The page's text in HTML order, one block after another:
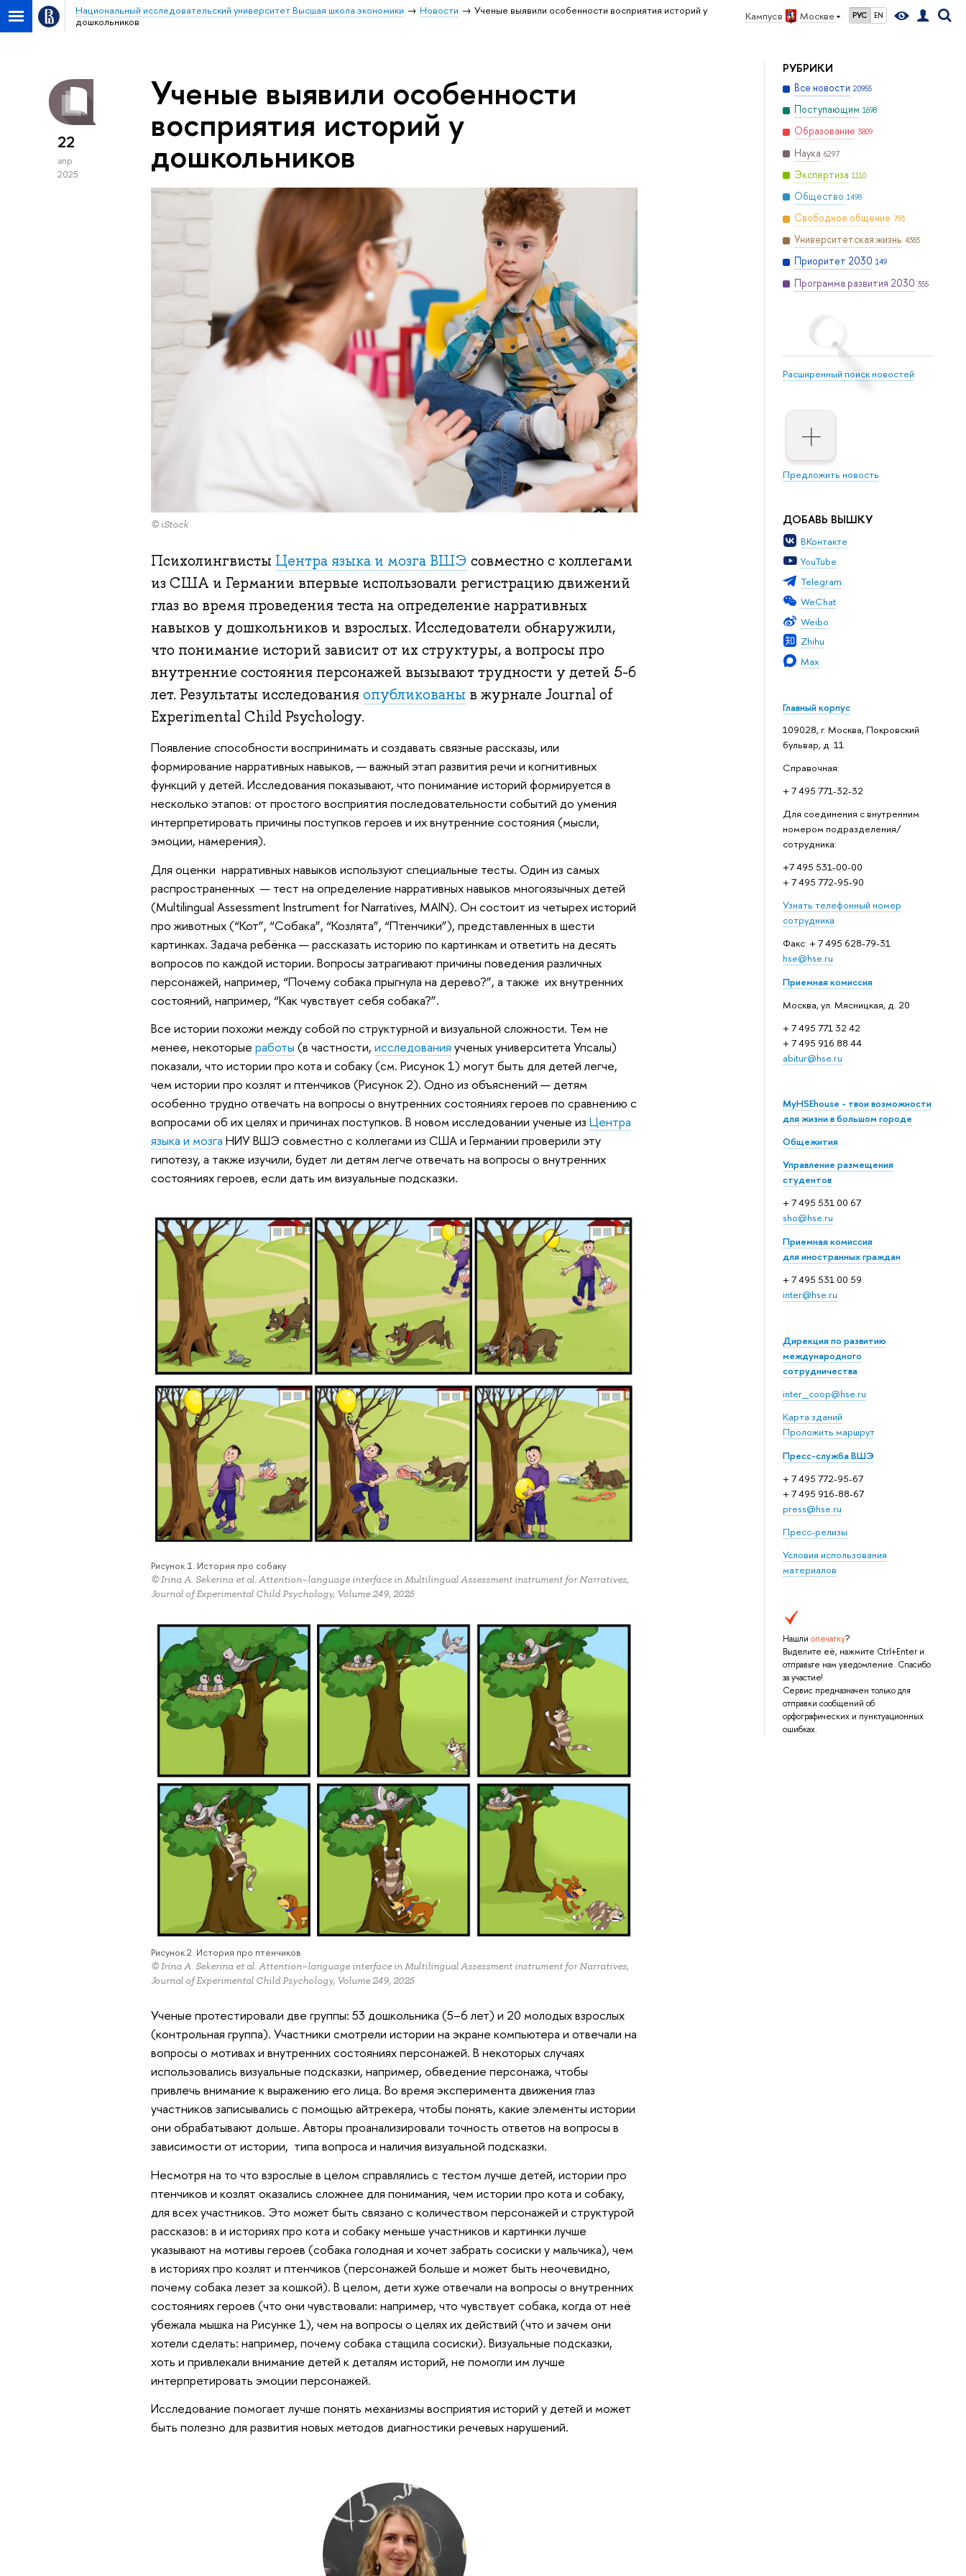
Кампус в Москве РУС EN
Национальный исследовательский университет Высшая школа экономики Новости
Ученые выявили особенности восприятия историй у
дошкольников
РУБРИКИ
Все новости 20955
Поступающим 1698
Образование 3809
Наука 6297
Экспертиза 1110
Общество 1498
Свободное общение 793
Университетская жизнь 4383
Приоритет 2030 149
Программа развития 2030 355
Расширенный поиск новостей
Предложить новость
ДОБАВЬ ВЫШКУ
ВКонтакте
YouTube
Telegram
WeChat
Weibo
Zhihu
Max
Главный корпус
109028, г. Москва, Покровский
бульвар, д. 11
Справочная:
+ 7 495 771-32-32
Для соединения с внутренним
номером подразделения/
сотрудника:
+7 495 531-00-00
+ 7 495 772-95-90
Узнать телефонный номер
сотрудника
Факс: + 7 495 628-79-31
hse@hse.ru
Приемная комиссия
Москва, ул. Мясницкая, д. 20
+ 7 495 771 32 42
+ 7 495 916 88 44
abitur@hse.ru
MyHSEhouse - твои возможности
для жизни в большом городе
Общежития
Управление размещения
студентов
+ 7 495 531 00 67
sho@hse.ru
Приемная комиссия
для иностранных граждан
+ 7 495 531 00 59
inter@hse.ru
Дирекция по развитию
международного
сотрудничества
inter_coop@hse.ru
Карта зданий
Проложить маршрут
Пресс-служба ВШЭ
+ 7 495 772-95-67
+ 7 495 916-88-67
press@hse.ru
Пресс-релизы
Условия использования
материалов
Нашли опечатку?
Выделите её, нажмите Ctrl+Enter и
отправьте нам уведомление. Спасибо
за участие!
Сервис предназначен только для
отправки сообщений об
орфографических и пунктуационных
ошибках.
22
апр
2025
Ученые выявили особенности
восприятия историй у
дошкольников
© iStock
Психолингвисты Центра языка и мозга ВШЭ совместно с коллегами
из США и Германии впервые использовали регистрацию движений
глаз во время проведения теста на определение нарративных
навыков у дошкольников и взрослых. Исследователи обнаружили,
что понимание историй зависит от их структуры, а вопросы про
внутренние состояния персонажей вызывают трудности у детей 5-6
лет. Результаты исследования опубликованы в журнале Journal of
Experimental Child Psychology.
Появление способности воспринимать и создавать связные рассказы, или
формирование нарративных навыков, — важный этап развития речи и когнитивных
функций у детей. Исследования показывают, что понимание историй формируется в
несколько этапов: от простого восприятия последовательности событий до умения
интерпретировать причины поступков героев и их внутренние состояния (мысли,
эмоции, намерения).
Для оценки нарративных навыков используют специальные тесты. Один из самых
распространенных — тест на определение нарративных навыков многоязычных детей
(Multilingual Assessment Instrument for Narratives, MAIN). Он состоит из четырех историй
про животных (“Кот”, “Собака”, “Козлята”, “Птенчики”), представленных в шести
картинках. Задача ребёнка — рассказать историю по картинкам и ответить на десять
вопросов по каждой истории. Вопросы затрагивают причины поведения различных
персонажей, например, “Почему собака прыгнула на дерево?”, а также их внутренних
состояний, например, “Как чувствует себя собака?”.
Все истории похожи между собой по структурной и визуальной сложности. Тем не
менее, некоторые работы (в частности, исследования ученых университета Упсалы)
показали, что истории про кота и собаку (см. Рисунок 1) могут быть для детей легче,
чем истории про козлят и птенчиков (Рисунок 2). Одно из объяснений — детям
особенно трудно отвечать на вопросы о внутренних состояниях героев по сравнению с
вопросами об их целях и причинах поступков. В новом исследовании ученые из Центра
языка и мозга НИУ ВШЭ совместно с коллегами из США и Германии проверили эту
гипотезу, а также изучили, будет ли детям легче отвечать на вопросы о внутренних
состояниях героев, если дать им визуальные подсказки.
Рисунок 1. История про собаку
© Irina A. Sekerina et al. Attention–language interface in Multilingual Assessment instrument for Narratives,
Journal of Experimental Child Psychology, Volume 249, 2025
Рисунок 2. История про птенчиков
© Irina A. Sekerina et al. Attention–language interface in Multilingual Assessment instrument for Narratives,
Journal of Experimental Child Psychology, Volume 249, 2025
Ученые протестировали две группы: 53 дошкольника (5–6 лет) и 20 молодых взрослых
(контрольная группа). Участники смотрели истории на экране компьютера и отвечали на
вопросы о мотивах и внутренних состояниях персонажей. В некоторых случаях
использовались визуальные подсказки, например, обведение персонажа, чтобы
привлечь внимание к выражению его лица. Во время эксперимента движения глаз
участников записывались с помощью айтрекера, чтобы понять, какие элементы истории
они обрабатывают дольше. Авторы проанализировали точность ответов на вопросы в
зависимости от истории, типа вопроса и наличия визуальной подсказки.
Несмотря на то что взрослые в целом справлялись с тестом лучше детей, истории про
птенчиков и козлят оказались сложнее для понимания, чем истории про кота и собаку,
для всех участников. Это может быть связано с количеством персонажей и структурой
рассказов: в и историях про кота и собаку меньше участников и картинки лучше
указывают на мотивы героев (собака голодная и хочет забрать сосиски у мальчика), чем
в историях про козлят и птенчиков (персонажей больше и может быть неочевидно,
почему собака лезет за кошкой). В целом, дети хуже отвечали на вопросы о внутренних
состояниях героев (что они чувствовали: например, что чувствует собака, когда от неё
убежала мышка на Рисунке 1), чем на вопросы о целях их действий (что и зачем они
хотели сделать: например, почему собака стащила сосиски). Визуальные подсказки,
хоть и привлекали внимание детей к деталям историй, не помогли им лучше
интерпретировать эмоции персонажей.
Исследование помогает лучше понять механизмы восприятия историй у детей и может
быть полезно для развития новых методов диагностики речевых нарушений.